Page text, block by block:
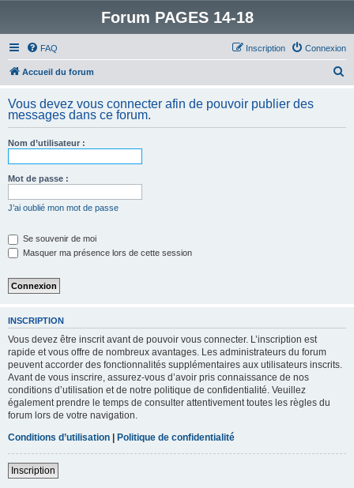
Forum PAGES 14-18
FAQ Connexion
Inscription
Accueil du forum
h
Vous devez vous connecter afin de pouvoir publier des
messages dans ce forum.
Nom d’utilisateur :
Mot de passe :
J’ai oublié mon mot de passe
Se souvenir de moi
Masquer ma présence lors de cette session
INSCRIPTION
Vous devez être inscrit avant de pouvoir vous connecter. L’inscription est
rapide et vous offre de nombreux avantages. Les administrateurs du forum
peuvent accorder des fonctionnalités supplémentaires aux utilisateurs inscrits.
Avant de vous inscrire, assurez-vous d’avoir pris connaissance de nos
conditions d’utilisation et de notre politique de confidentialité. Veuillez
également prendre le temps de consulter attentivement toutes les règles du
forum lors de votre navigation.
Conditions d’utilisation | Politique de confidentialité
Inscription